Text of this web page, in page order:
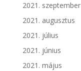
2021. szeptember
2021. augusztus
2021. július
2021. június
2021. május